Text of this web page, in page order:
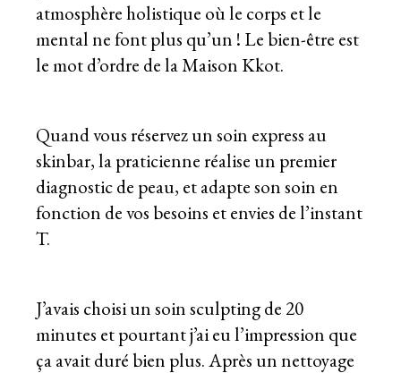
atmosphère holistique où le corps et le
mental ne font plus qu’un ! Le bien-être est
le mot d’ordre de la Maison Kkot.
Quand vous réservez un soin express au
skinbar, la praticienne réalise un premier
diagnostic de peau, et adapte son soin en
fonction de vos besoins et envies de l’instant
T.
J’avais choisi un soin sculpting de 20
minutes et pourtant j’ai eu l’impression que
ça avait duré bien plus. Après un nettoyage